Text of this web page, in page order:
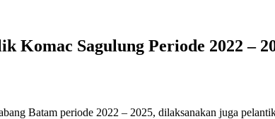
Komac Sagulung Periode 2022 –
Batam periode 2022 – 2025, dilaksanakan juga